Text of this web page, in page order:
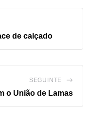
de calçado
SEGUINTE
o União de Lamas